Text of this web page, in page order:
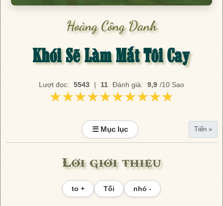
Hoàng Công Danh
Khói Sẽ Làm Mắt Tôi Cay
Lượt đọc: 5543 | 11 Đánh giá: 9,9 /10 Sao
★★★★★★★★★★
★★★★★★★★★★
☰ Mục lục Tiến »
Lời giới thiệu
to + Tối nhỏ -